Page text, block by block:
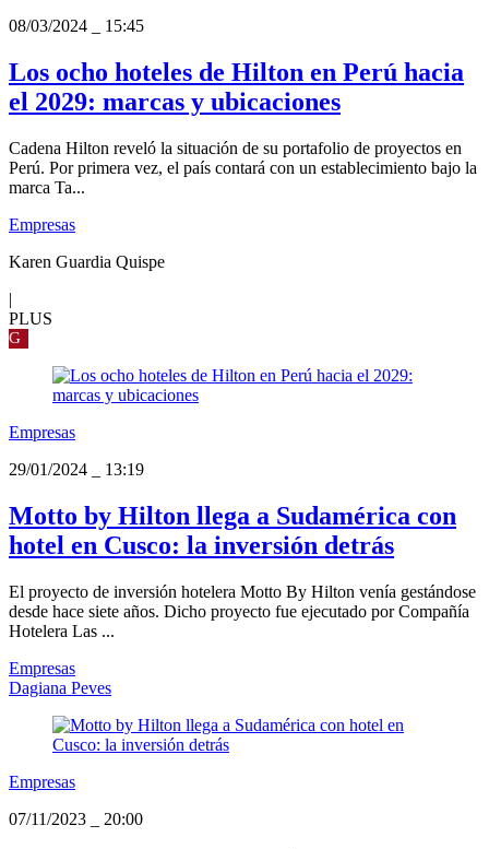
08/03/2024
15:45
Los ocho hoteles de Hilton en Perú hacia
el 2029: marcas y ubicaciones
Cadena Hilton reveló la situación de su portafolio de proyectos en
Perú. Por primera vez, el país contará con un establecimiento bajo la
marca Ta...
Empresas
Karen Guardia Quispe
|
PLUS
G
Empresas
29/01/2024
13:19
Motto by Hilton llega a Sudamérica con
hotel en Cusco: la inversión detrás
El proyecto de inversión hotelera Motto By Hilton venía gestándose
desde hace siete años. Dicho proyecto fue ejecutado por Compañía
Hotelera Las ...
Empresas
Dagiana Peves
Empresas
07/11/2023
20:00